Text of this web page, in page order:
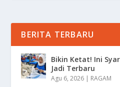
BERITA TERBARU
Bikin Ketat! Ini
Jadi Terbaru
Agu 6, 2026 | RAGAM